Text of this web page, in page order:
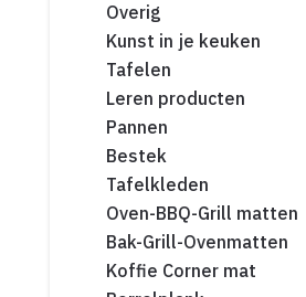
Overig
Kunst in je keuken
Tafelen
Leren producten
Pannen
Bestek
Tafelkleden
Oven-BBQ-Grill matten
Bak-Grill-Ovenmatten
Koffie Corner mat